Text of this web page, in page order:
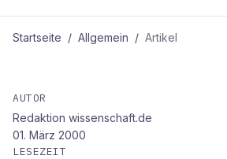
Startseite / Allgemein / Artikel
Neue Funde alter
AUTOR
Redaktion wissenschaft.de
01. März 2000
LESEZEIT